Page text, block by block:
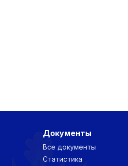
Документы
Все документы
Статистика